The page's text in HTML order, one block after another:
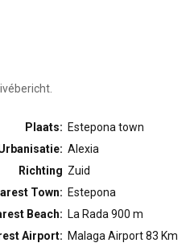
Plaats: Estepona town
Alexia
Richting Zuid
Town: Estepona
Beach: La Rada 900 m
Airport: Malaga Airport 83 Km